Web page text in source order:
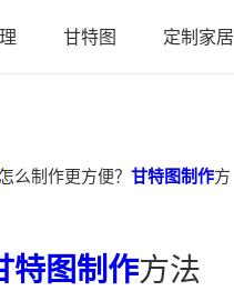
甘特图 定制家居
怎么制作更方便？ 甘特图制作方
特图制作方法